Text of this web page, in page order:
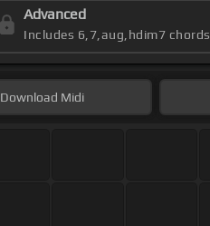
Advanced
Includes 6,7,aug,hdim7 chords
Download Midi